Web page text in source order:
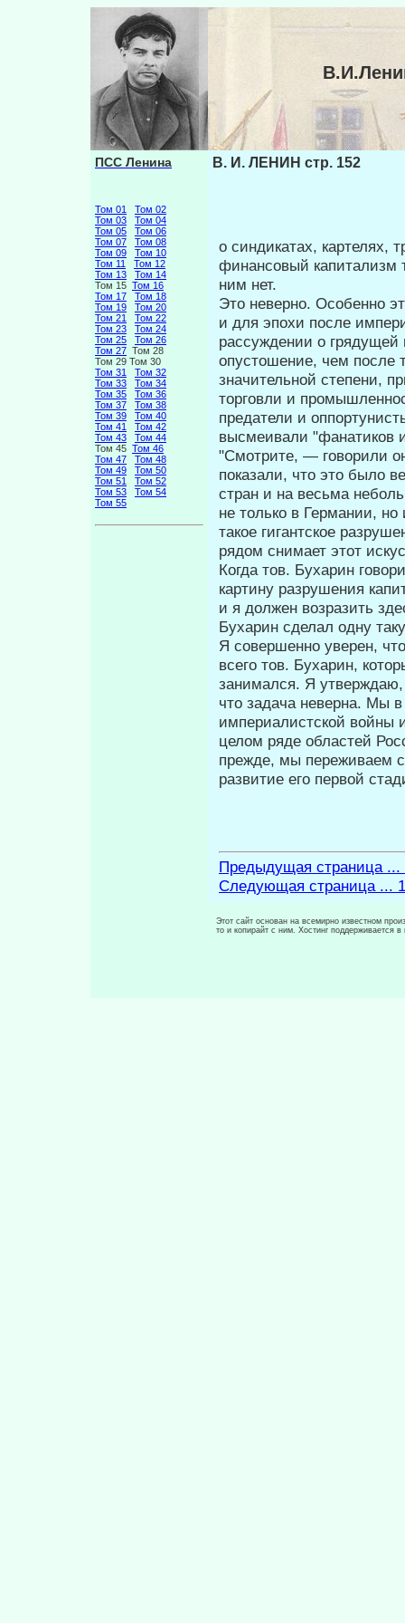
ПСС Ленина
Том 01
Том 02
Том 03
Том 04
Том 05
Том 06
Том 07
Том 08
Том 09
Том 10
Том 11
Том 12
Том 13
Том 14
Том 15 Том 16
Том 17
Том 18
Том 19
Том 20
Том 21
Том 22
Том 23
Том 24
Том 25
Том 26
Том 27 Том 28
Том 29 Том 30
Том 31
Том 32
Том 33
Том 34
Том 35
Том 36
Том 37
Том 38
Том 39
Том 40
Том 41
Том 42
Том 43
Том 44
Том 45 Том 46
Том 47
Том 48
Том 49
Том 50
Том 51
Том 52
Том 53
Том 54
Том 55
В. И. ЛЕНИН стр. 152
о синдикатах, картелях,
финансо­вый капитализм
ним нет.
Это неверно. Особенно
и для эпохи после
рассуждении о грядущей
опустошение, чем после
значительной степени,
торговли и
предатели и
вы­смеивали "фанатиков
"Смотрите, — гово­рили
показали, что это было
стран и на весьма
не только в Германии,
такое гигантское
рядом снимает этот
Когда тов. Бухарин
картину раз­рушения
и я должен возразить
Бухарин сделал одну
Я совершенно уверен,
всего тов. Бухарин,
занимался. Я утверждаю,
что задача неверна. Мы
империалистской войны
целом ряде областей
прежде, мы пережи­ваем
развитие его первой
Предыдущая страница ...
Следующая страница ...
Этот сайт основан на всемирно известном
то и копирайт с ним. Хостинг поддерживается